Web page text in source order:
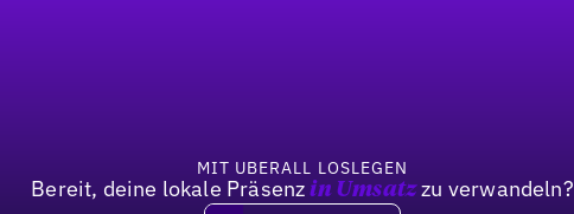
MIT UBERALL LOSLEGEN
Bereit, deine lokale Präsenzin Umsatzzu verwandeln?